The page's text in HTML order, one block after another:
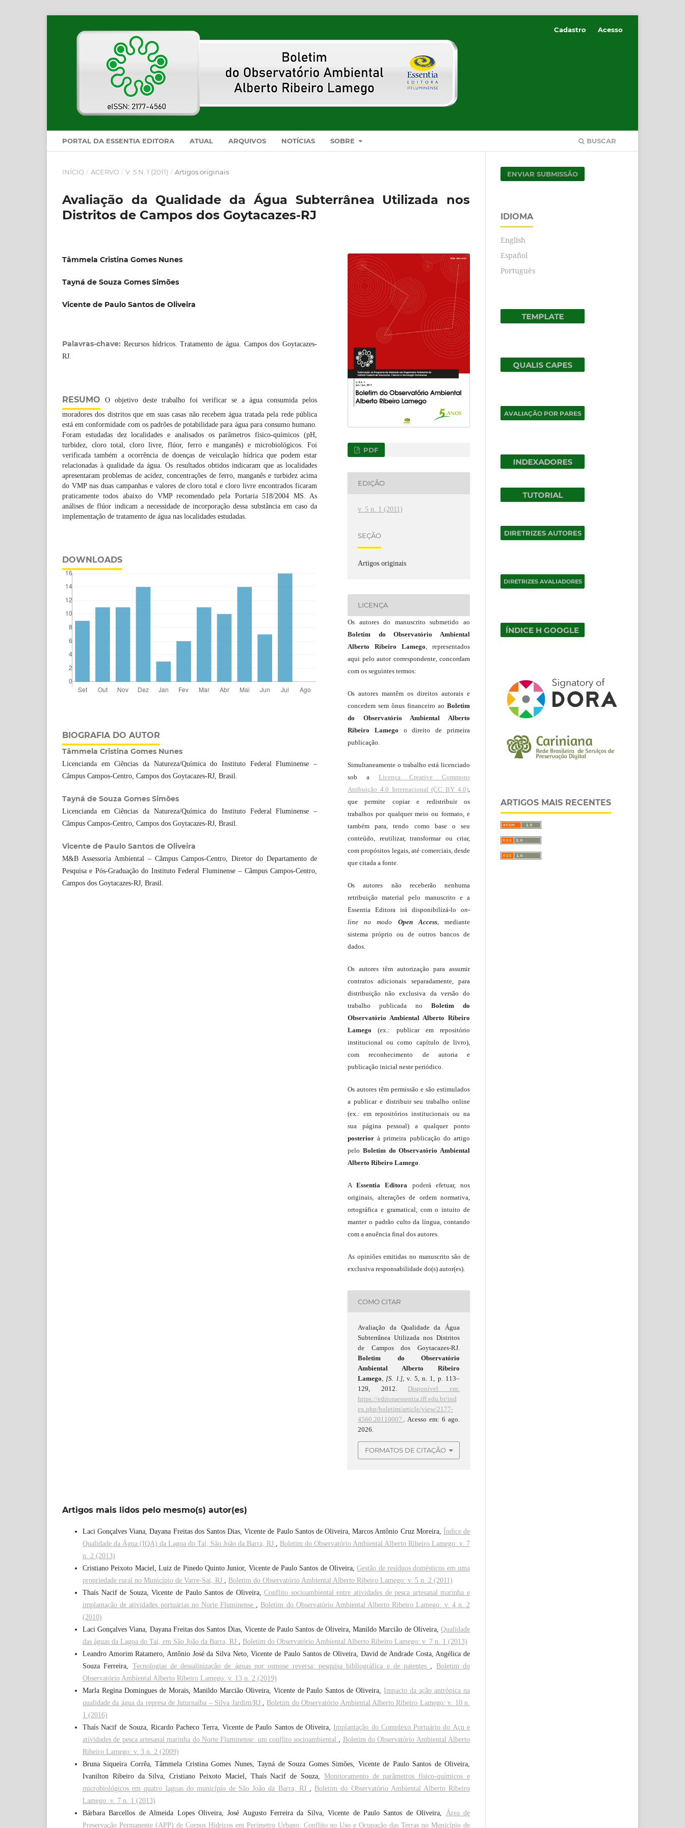
PORTAL DA ESSENTIA EDITORA ATUAL ARQUIVOS NOTÍCIAS SOBRE BUSCAR
Cadastro Acesso
INÍCIO / ACERVO / V. 5 N. 1 (2011) / Artigos originais
Avaliação da Qualidade da Água Subterrânea Utilizada nos
Distritos de Campos dos Goytacazes-RJ
Tâmmela Cristina Gomes Nunes
Tayná de Souza Gomes Simões
Vicente de Paulo Santos de Oliveira
Palavras-chave: Recursos hídricos. Tratamento de água. Campos dos Goytacazes-
RJ.
RESUMO O objetivo deste trabalho foi verificar se a água consumida pelos
moradores dos distritos que em suas casas não recebem água tratada pela rede pública
está em conformidade com os padrões de potabilidade para água para consumo humano.
Foram estudadas dez localidades e analisados os parâmetros físico-químicos (pH,
turbidez, cloro total, cloro livre, flúor, ferro e manganês) e microbiológicos. Foi
verificada também a ocorrência de doenças de veiculação hídrica que podem estar
relacionadas à qualidade da água. Os resultados obtidos indicaram que as localidades
apresentaram problemas de acidez, concentrações de ferro, manganês e turbidez acima
do VMP nas duas campanhas e valores de cloro total e cloro livre encontrados ficaram
praticamente todos abaixo do VMP recomendado pela Portaria 518/2004 MS. As
análises de flúor indicam a necessidade de incorporação dessa substância em caso da
implementação de tratamento de água nas localidades estudadas.
DOWNLOADS
BIOGRAFIA DO AUTOR
Tâmmela Cristina Gomes Nunes
Licencianda em Ciências da Natureza/Química do Instituto Federal Fluminense –
Câmpus Campos-Centro, Campos dos Goytacazes-RJ, Brasil.
Tayná de Souza Gomes Simões
Licencianda em Ciências da Natureza/Química do Instituto Federal Fluminense –
Câmpus Campos-Centro, Campos dos Goytacazes-RJ, Brasil.
Vicente de Paulo Santos de Oliveira
M&B Assessoria Ambiental – Câmpus Campos-Centro, Diretor do Departamento de
Pesquisa e Pós-Graduação do Instituto Federal Fluminense – Câmpus Campos-Centro,
Campos dos Goytacazes-RJ, Brasil.
PDF
EDIÇÃO
v. 5 n. 1 (2011)
SEÇÃO
Artigos originais
LICENÇA
Os autores do manuscrito submetido ao
Boletim do Observatório Ambiental
Alberto Ribeiro Lamego , representados
aqui pelo autor correspondente, concordam
com os seguintes termos:
Os autores mantêm os direitos autorais e
concedem sem ônus financeiro ao Boletim
do Observatório Ambiental Alberto
Ribeiro Lamego o direito de primeira
publicação.
Simultaneamente o trabalho está licenciado
sob a Licença Creative Commons
Atribuição 4.0 Internacional (CC BY 4.0)
que permite copiar e redistribuir os
trabalhos por qualquer meio ou formato, e
também para, tendo como base o seu
conteúdo, reutilizar, transformar ou criar,
com propósitos legais, até comerciais, desde
que citada a fonte.
Os autores não receberão nenhuma
retribuição material pelo manuscrito e a
Essentia Editora irá disponibilizá-lo on-
line
no modo Open Access, mediante
sistema próprio ou de outros bancos de
dados.
Os autores têm autorização para assumir
contratos adicionais separadamente, para
distribuição não exclusiva da versão do
trabalho publicada no Boletim do
Observatório Ambiental Alberto Ribeiro
Lamego (ex.: publicar em repositório
institucional ou como capítulo de livro),
com reconhecimento de autoria e
publicação inicial neste periódico.
Os autores têm permissão e são estimulados
a publicar e distribuir seu trabalho online
(ex.: em repositórios institucionais ou na
sua página pessoal) a qualquer ponto
posterior à primeira publicação do artigo
pelo Boletim do Observatório Ambiental
Alberto Ribeiro Lamego.
AEssentia Editora poderá efetuar, nos
originais, alterações de ordem normativa,
ortográfica e gramatical, com o intuito de
manter o padrão culto da língua, contando
com a anuência final dos autores.
As opiniões emitidas no manuscrito são de
exclusiva responsabilidade do(s) autor(es).
COMO CITAR
Avaliação da Qualidade da Água
Subterrânea Utilizada nos Distritos
de Campos dos Goytacazes-RJ.
Boletim do Observatório
Ambiental Alberto Ribeiro
Lamego, [S. l.], v. 5, n. 1, p. 113–
129, 2012. Disponível em:
https://editoraessentia.iff.edu.br/ind
ex.php/boletim/article/view/2177-
4560.20110007.. Acesso em: 6 ago.
2026.
FORMATOS DE CITAÇÃO
Artigos mais lidos pelo mesmo(s) autor(es)
Laci Gonçalves Viana, Dayana Freitas dos Santos Dias, Vicente de Paulo Santos de Oliveira, Marcos Antônio Cruz Moreira, Índice de
Qualidade da Água (IQA) da Lagoa do Taí, São João da Barra, RJ
Boletim do Observatório Ambiental Alberto Ribeiro Lamego: v. 7
n. 2 (2013)
Cristiano Peixoto Maciel, Luiz de Pinedo Quinto Junior, Vicente de Paulo Santos de Oliveira,Gestão de resíduos domésticos em uma
propriedade rural no Município de Varre-Sai, RJ
Boletim do Observatório Ambiental Alberto Ribeiro Lamego: v. 5 n. 2 (2011)
Thaís Nacif de Souza, Vicente de Paulo Santos de Oliveira,Conflito socioambiental entre atividades de pesca artesanal marinha e
implantação de atividades portuárias no Norte Fluminense
Boletim do Observatório Ambiental Alberto Ribeiro Lamego: v. 4 n. 2
(2010)
Laci Gonçalves Viana, Dayana Freitas dos Santos Dias, Vicente de Paulo Santos de Oliveira, Manildo Marcião de Oliveira, Qualidade
das águas da Lagoa do Taí, em São João da Barra, RJ
Boletim do Observatório Ambiental Alberto Ribeiro Lamego: v. 7 n. 1 (2013)
Leandro Amorim Ratamero, Antônio José da Silva Neto, Vicente de Paulo Santos de Oliveira, David de Andrade Costa, Angélica de
Souza Ferreira, Tecnologias de dessalinização de águas por osmose reversa: pesquisa bibliográfica e de patentes
Boletim do
Observatório Ambiental Alberto Ribeiro Lamego: v. 13 n. 2 (2019)
Marla Regina Domingues de Morais, Manildo Marcião Oliveira, Vicente de Paulo Santos de Oliveira, Impacto da ação antrópica na
qualidade da água da represa de Juturnaíba – Silva Jardim/RJ
Boletim do Observatório Ambiental Alberto Ribeiro Lamego: v. 10 n.
1 (2016)
Thaís Nacif de Souza, Ricardo Pacheco Terra, Vicente de Paulo Santos de Oliveira, Implantação do Complexo Portuário do Açu e
atividades de pesca artesanal marinha do Norte Fluminense: um conflito socioambiental
Boletim do Observatório Ambiental Alberto
Ribeiro Lamego: v. 3 n. 2 (2009)
Bruna Siqueira Corrêa, Tâmmela Cristina Gomes Nunes, Tayná de Souza Gomes Simões, Vicente de Paulo Santos de Oliveira,
Ivanilton Ribeiro da Silva, Cristiano Peixoto Maciel, Thaís Nacif de Souza, Monitoramento de parâmetros físico-químicos e
microbiológicos em quatro lagoas do município de São João da Barra, RJ
Boletim do Observatório Ambiental Alberto Ribeiro
Lamego: v. 7 n. 1 (2013)
Bárbara Barcellos de Almeida Lopes Oliveira, José Augusto Ferreira da Silva, Vicente de Paulo Santos de Oliveira, Área de
Preservação Permanente (APP) de Corpos Hídricos em Perímetro Urbano: Conflito no Uso e Ocupação das Terras no Município de
ENVIAR SUBMISSÃO
IDIOMA
English
Español
Português
ARTIGOS MAIS RECENTES